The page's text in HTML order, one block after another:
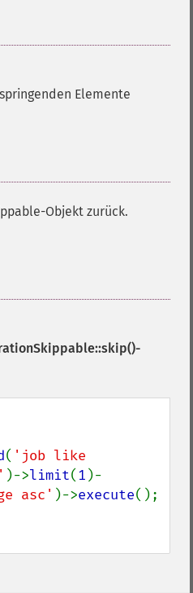
Elemente
Objekt zurück.
-
( 'job like
)->limit(1 )-
asc' )->execute();